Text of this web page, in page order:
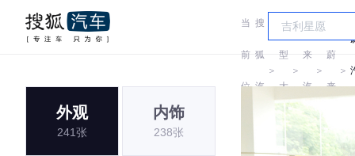
当
前
位
搜
狐
汽
＞
车
型
大
＞
蔚
来
汽
车
＞
蔚
来
＞
外观
241张
内饰
238张